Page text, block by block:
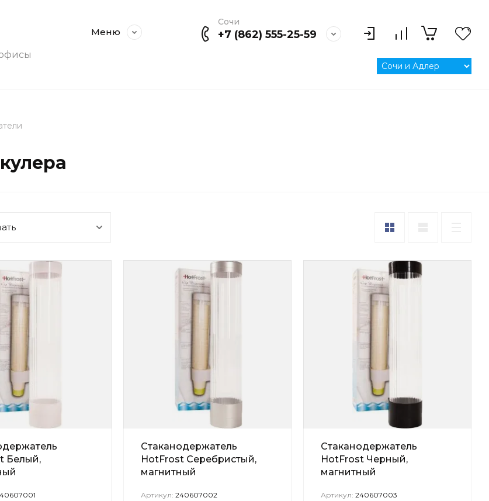
Меню
Сочи
+7 (862) 555-25-59
Белый,
Стаканодержатель
HotFrost Серебристый,
магнитный
Артикул: 240607002
Стаканодержатель
HotFrost Черный,
магнитный
Артикул: 240607003